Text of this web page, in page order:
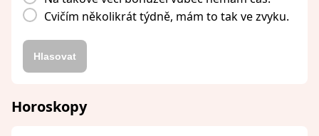
Cvičím několikrát týdně, mám to tak ve zvyku.
Hlasovat
Horoskopy